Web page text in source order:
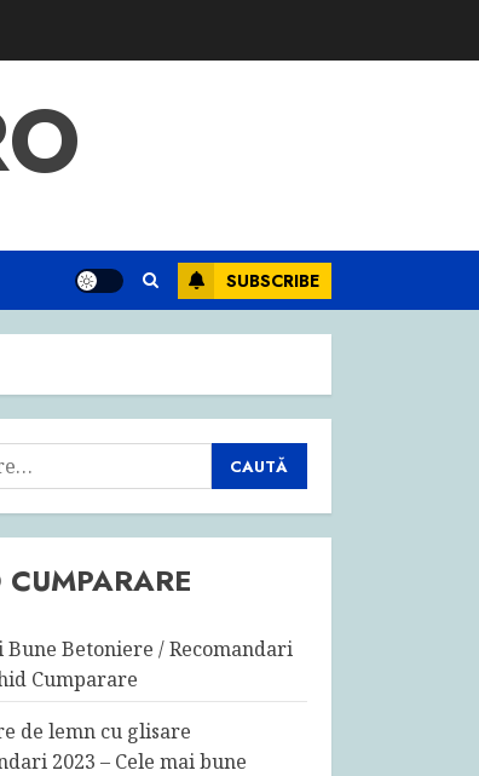
SUBSCRIBE
Bune Betoniere / Recomandari
Cumparare
de lemn cu glisare
2023 – Cele mai bune